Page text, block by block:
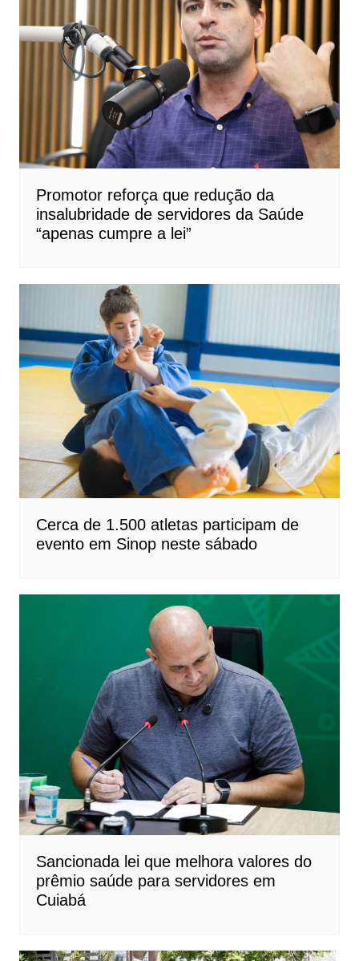
Promotor reforça que redução da
insalubridade de servidores da Saúde
“apenas cumpre a lei”
Cerca de 1.500 atletas participam de
evento em Sinop neste sábado
Sancionada lei que melhora valores do
prêmio saúde para servidores em
Cuiabá